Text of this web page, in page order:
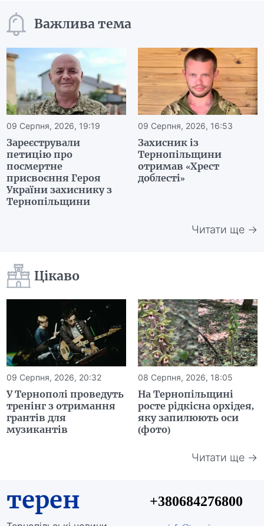
Важлива тема
09 Серпня, 2026, 19:19
Зареєстрували
петицію про
посмертне
присвоєння Героя
України захиснику з
Тернопільщини
09 Серпня, 2026, 16:53
Захисник із
Тернопільщини
отримав «Хрест
доблесті»
Читати ще →
Цікаво
09 Серпня, 2026, 20:32
У Тернополі проведуть
тренінг з отримання
грантів для
музикантів
08 Серпня, 2026, 18:05
На Тернопільщині
росте рідкісна орхідея,
яку запилюють оси
(фото)
Читати ще →
терен +380684276800